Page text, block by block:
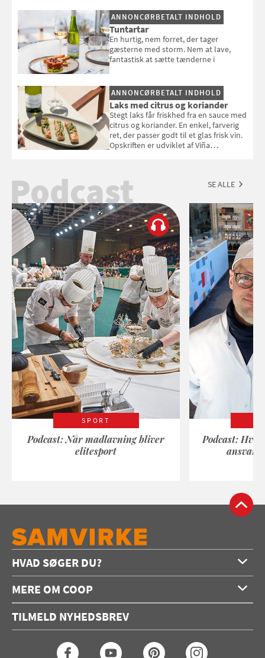
smag" af Jamie Oliver.
ANNONCØRBETALT INDHOLD
Tuntartar
En hurtig, nem forret, der tager
gæsterne med storm. Nem at lave,
fantastisk at sætte tænderne i
ANNONCØRBETALT INDHOLD
Laks med citrus og koriander
Stegt laks får friskhed fra en sauce med
citrus og koriander. En enkel, farverig
ret, der passer godt til et glas frisk vin.
Opskriften er udviklet af Viña
Podcast SE ALLE
SPORT
Podcast: Når madlavning bliver
elitesport
Podcast:
HVAD SØGER DU?
Opskrifter
Konkurrencer
MERE OM COOP
Annoncering
Coop medlem
TILMELD NYHEDSBREV